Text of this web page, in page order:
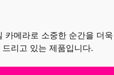
메라로 소중한 순간을 더
리고 있는 제품입니다.